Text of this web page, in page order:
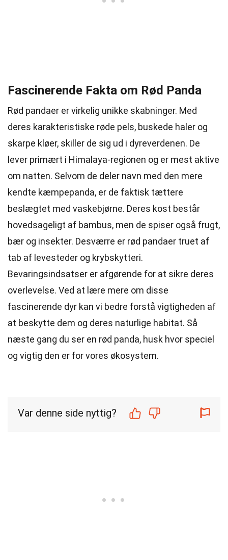
Fascinerende Fakta om Rød Panda
Rød pandaer er virkelig unikke skabninger. Med
deres karakteristiske røde pels, buskede haler og
skarpe kløer, skiller de sig ud i dyreverdenen. De
lever primært i Himalaya-regionen og er mest aktive
om natten. Selvom de deler navn med den mere
kendte kæmpepanda, er de faktisk tættere
beslægtet med vaskebjørne. Deres kost består
hovedsageligt af bambus, men de spiser også frugt,
bær og insekter. Desværre er rød pandaer truet af
tab af levesteder og krybskytteri.
Bevaringsindsatser er afgørende for at sikre deres
overlevelse. Ved at lære mere om disse
fascinerende dyr kan vi bedre forstå vigtigheden af
at beskytte dem og deres naturlige habitat. Så
næste gang du ser en rød panda, husk hvor speciel
og vigtig den er for vores økosystem.
Var denne side nyttig?